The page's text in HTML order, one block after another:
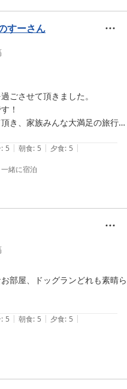
ットホームな心温まる旅でし
すーさん
ごさせて頂きました。
！
き、家族みんな大満足の旅行と
: 5 | 朝食: 5 | 夕食: 5 |
緒に宿泊
部屋、ドッグランどれも素晴ら
: 5 | 朝食: 5 | 夕食: 5 |